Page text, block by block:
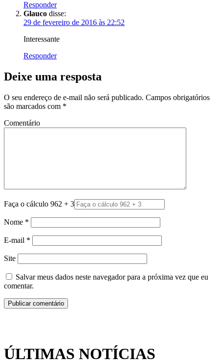
Responder
Glauco disse:
29 de fevereiro de 2016 às 22:52
Interessante
Responder
Deixe uma resposta
O seu endereço de e-mail não será publicado. Campos obrigatórios
são marcados com *
Comentário
Faça o cálculo 962 + 3
Nome *
E-mail *
Site
Salvar meus dados neste navegador para a próxima vez que eu
comentar.
ÚLTIMAS NOTÍCIAS